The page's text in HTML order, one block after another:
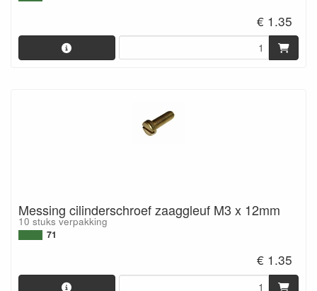
€ 1.35
Messing cilinderschroef zaaggleuf M3 x 12mm
10 stuks verpakking
71
€ 1.35